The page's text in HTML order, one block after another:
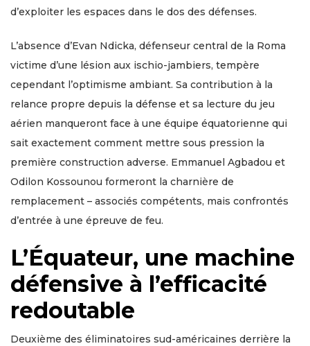
d’exploiter les espaces dans le dos des défenses.
L’absence d’Evan Ndicka, défenseur central de la Roma
victime d’une lésion aux ischio-jambiers, tempère
cependant l’optimisme ambiant. Sa contribution à la
relance propre depuis la défense et sa lecture du jeu
aérien manqueront face à une équipe équatorienne qui
sait exactement comment mettre sous pression la
première construction adverse. Emmanuel Agbadou et
Odilon Kossounou formeront la charnière de
remplacement – associés compétents, mais confrontés
d’entrée à une épreuve de feu.
L’Équateur, une machine
défensive à l’efficacité
redoutable
Deuxième des éliminatoires sud-américaines derrière la